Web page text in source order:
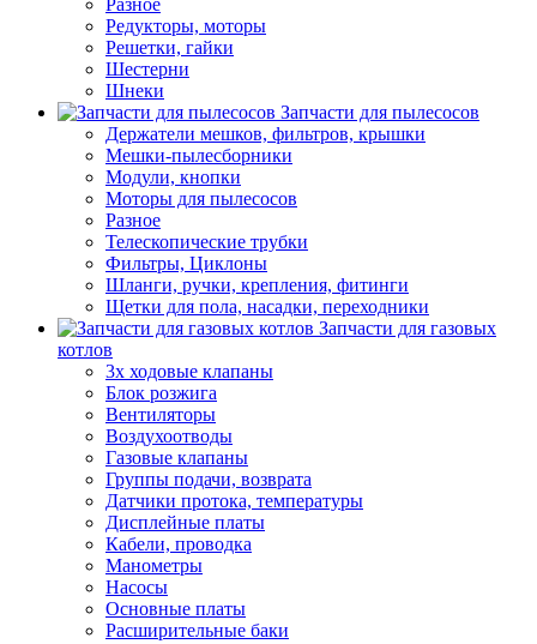
Разное
Редукторы, моторы
Решетки, гайки
Шестерни
Шнеки
Запчасти для пылесосов
Держатели мешков, фильтров, крышки
Мешки-пылесборники
Модули, кнопки
Моторы для пылесосов
Разное
Телескопические трубки
Фильтры, Циклоны
Шланги, ручки, крепления, фитинги
Щетки для пола, насадки, переходники
Запчасти для газовых
котлов
3х ходовые клапаны
Блок розжига
Вентиляторы
Воздухоотводы
Газовые клапаны
Группы подачи, возврата
Датчики протока, температуры
Дисплейные платы
Кабели, проводка
Манометры
Насосы
Основные платы
Расширительные баки